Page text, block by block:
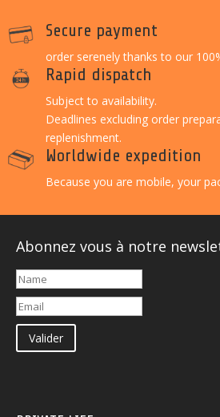
Secure payment
order serenely thanks to our
Rapid dispatch
Subject to availability.
Deadlines excluding order
replenishment.
Worldwide expedition
Because you are mobile, your
Abonnez vous à notre
Valider